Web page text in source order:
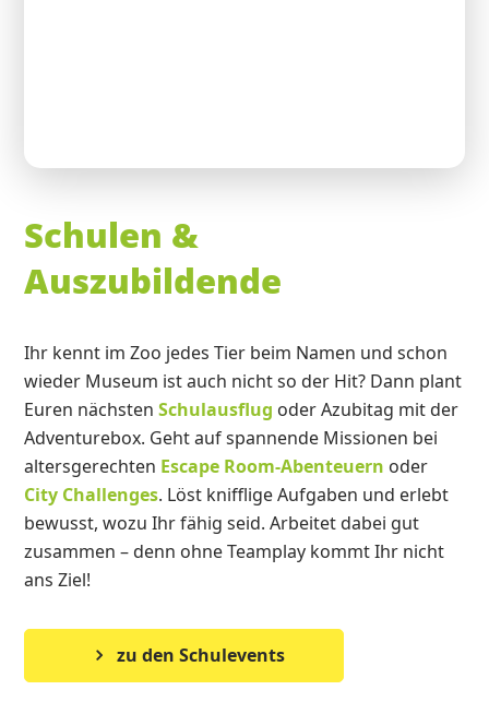
Schulen &
Auszubildende
Ihr kennt im Zoo jedes Tier beim Namen und schon
wieder Museum ist auch nicht so der Hit? Dann plant
Euren nächstenSchulausflug oder Azubitag mit der
Adventurebox. Geht auf spannende Missionen bei
altersgerechten Escape Room-Abenteuern oder
City Challenges. Löst knifflige Aufgaben und erlebt
bewusst, wozu Ihr fähig seid. Arbeitet dabei gut
zusammen – denn ohne Teamplay kommt Ihr nicht
ans Ziel!
zu den Schulevents